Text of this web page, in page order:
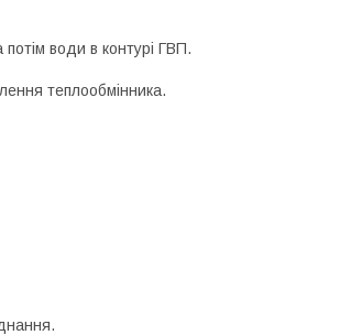
води в контурі ГВП.
теплообмінника.